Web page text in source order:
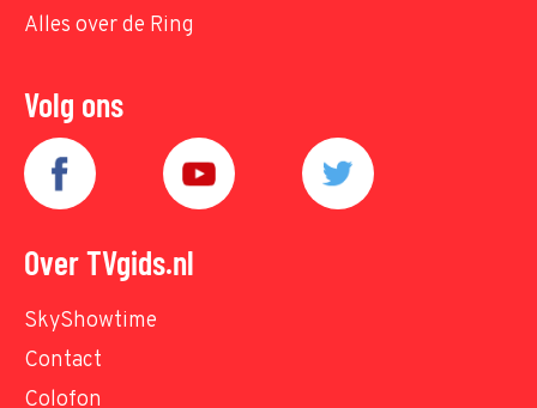
Alles over de Ring
Volg ons
Over TVgids.nl
SkyShowtime
Contact
Colofon